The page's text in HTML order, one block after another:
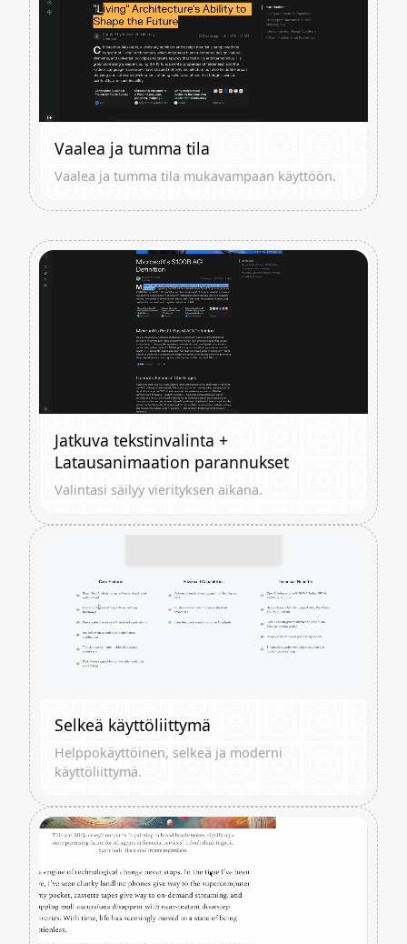
Vaalea ja tumma tila
Vaalea ja tumma tila mukavampaan käyttöön.
Jatkuva tekstinvalinta +
Latausanimaation parannukset
Valintasi säilyy vierityksen aikana.
Selkeä käyttöliittymä
Helppokäyttöinen, selkeä ja moderni
käyttöliittymä.